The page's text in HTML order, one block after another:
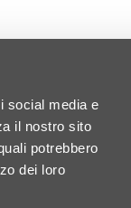
social media e
il nostro sito
potrebbero
dei loro